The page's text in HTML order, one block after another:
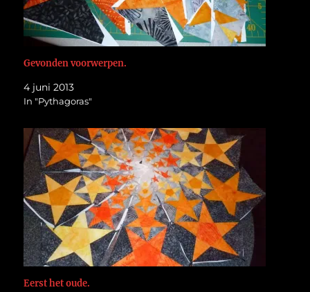
Gevonden voorwerpen.
4 juni 2013
In "Pythagoras"
Eerst het oude.